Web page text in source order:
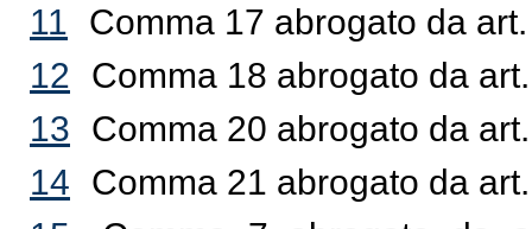
11 Comma 17 abrogato da
12 Comma 18 abrogato da
13 Comma 20 abrogato da
14 Comma 21 abrogato da